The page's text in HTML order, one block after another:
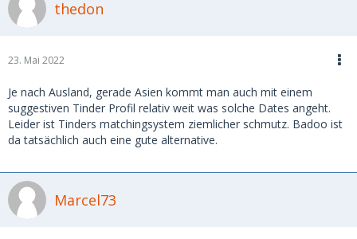
thedon
23. Mai 2022
Je nach Ausland, gerade Asien kommt man auch mit einem
suggestiven Tinder Profil relativ weit was solche Dates angeht.
Leider ist Tinders matchingsystem ziemlicher schmutz. Badoo ist
da tatsächlich auch eine gute alternative.
Marcel73